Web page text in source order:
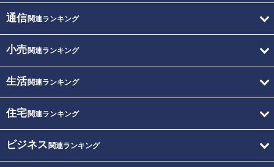
通信関連ランキング
小売関連ランキング
生活関連ランキング
住宅関連ランキング
ビジネス 関連ランキング